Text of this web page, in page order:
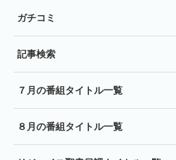
ガチコミ
記事検索
７月の番組タイトル一覧
８月の番組タイトル一覧